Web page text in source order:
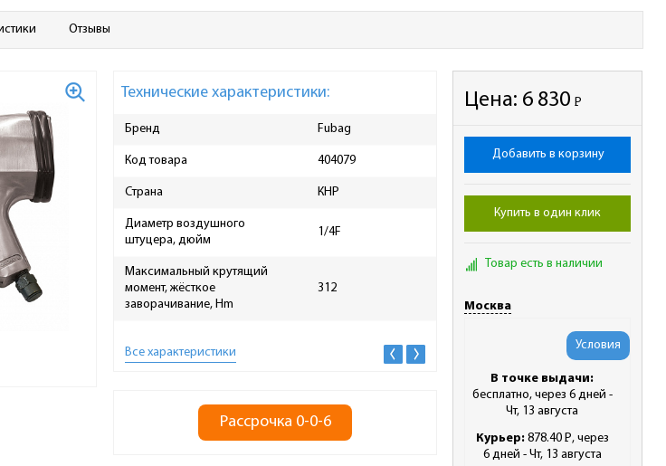
Отзывы
Технические характеристики:
Бренд Fubag
Код товара 404079
Страна КНР
Диаметр воздушного
штуцера, дюйм
1/4F
Максимальный крутящий
момент, жёсткое
заворачивание, Hm
312
давление, атм
Расход воздуха при
номинальном давлении, л/мин
Тип и стандарт патрона
Упаковка
Частота вращения шпинделя,
Все характеристики
Рассрочка 0-0-6
Цена: 6 830Р
-
Добавить в корзину
Купить в один клик
Товар есть в наличии
Москва
Условия
В точке выдачи:
бесплатно, через 6 дней -
Чт, 13 августа
Курьер: 878.40 Р
- , через
6 дней - Чт, 13 августа